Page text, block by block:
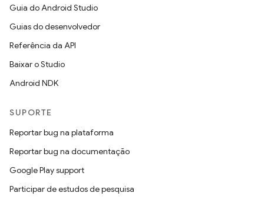
Guia do Android Studio
Guias do desenvolvedor
Referência da API
Baixar o Studio
Android NDK
SUPORTE
Reportar bug na plataforma
Reportar bug na documentação
Google Play support
Participar de estudos de pesquisa